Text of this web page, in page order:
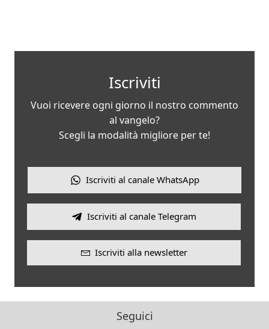
Iscriviti
Vuoi ricevere ogni giorno il nostro commento
al vangelo?
Scegli la modalità migliore per te!
Iscriviti al canale WhatsApp
Iscriviti al canale Telegram
Iscriviti alla newsletter
Seguici